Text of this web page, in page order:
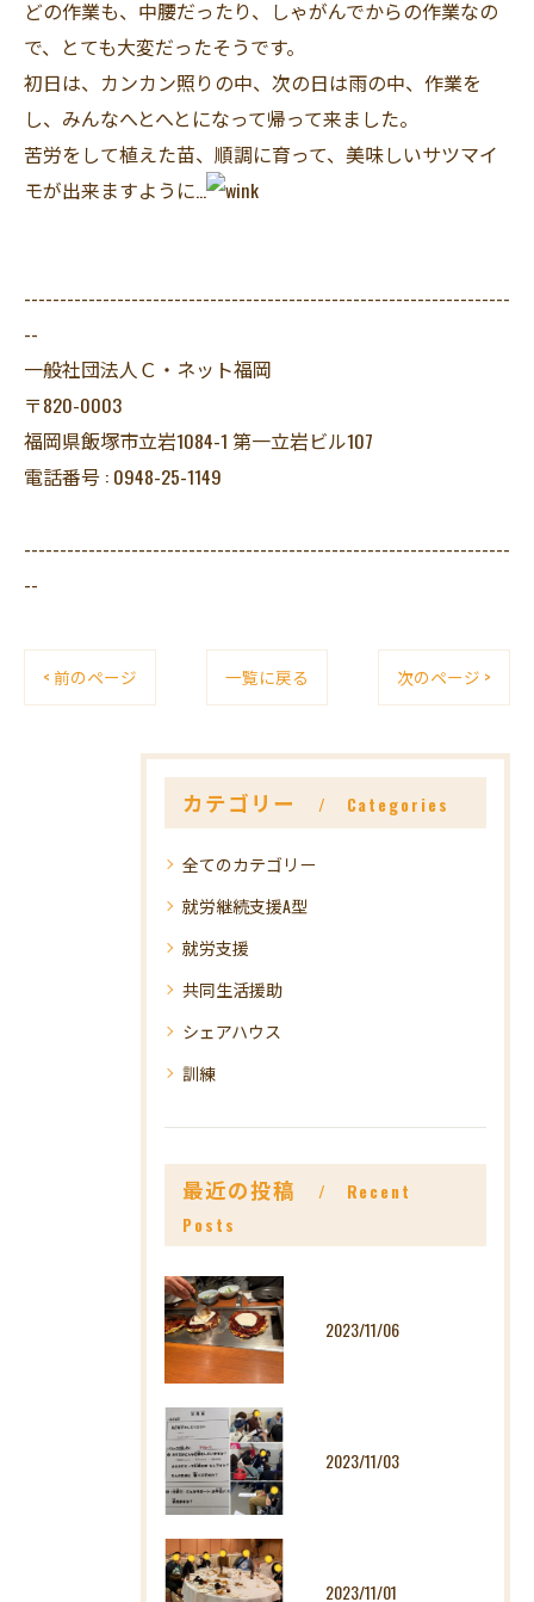
どの作業も、中腰だったり、しゃがんでからの作業なの
で、とても大変だったそうです。
初日は、カンカン照りの中、次の日は雨の中、作業を
し、みんなへとへとになって帰って来ました。
苦労をして植えた苗、順調に育って、美味しいサツマイ
モが出来ますように…
--------------------------------------------------------------------
--
一般社団法人Ｃ・ネット福岡
〒820-0003
福岡県飯塚市立岩1084-1 第一立岩ビル107
電話番号 : 0948-25-1149
--------------------------------------------------------------------
--
< 前のページ 一覧に戻る 次のページ >
カテゴリー Categories
全てのカテゴリー
就労継続支援A型
就労支援
共同生活援助
シェアハウス
訓練
最近の投稿
Recent
Posts
2023/11/06
2023/11/03
2023/11/01